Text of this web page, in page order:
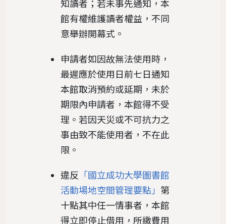
知讀者；若未事先通知，本
館有權維護讀者權益，不同
意舉辦開幕式。
申請者如因故無法使用時，
最遲應於使用日前七日通知
本館取消預約或延期，未於
期限內申請者，本館得不受
理。若因天災或不可抗力之
事由致不能使用者，不在此
限。
違反 「國立成功大學圖書館
活動場地空間管理要點」 第
十點其中任一情事者，本館
得立即停止借用，所繳費用